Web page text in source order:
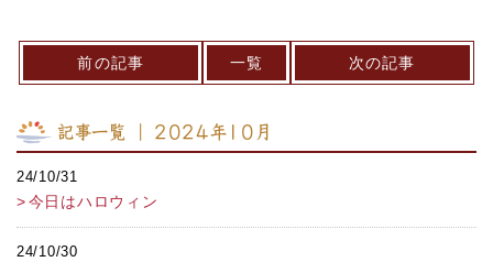
前の記事 一覧 次の記事
記事一覧 ｜ 2024年10月
24/10/31
今日はハロウィン
24/10/30